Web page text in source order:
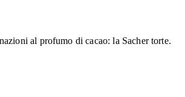
al profumo di cacao: la Sacher torte.